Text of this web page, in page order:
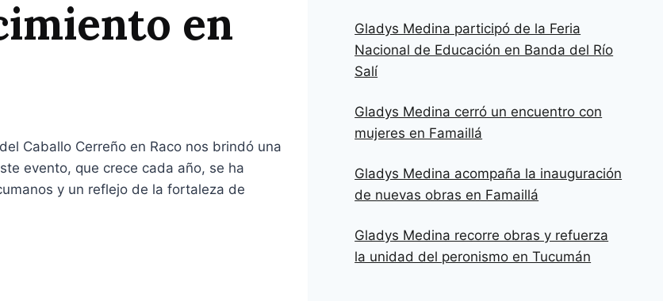
en
Caballo Cerreño en Raco nos brindó una
evento, que crece cada año, se ha
y un reflejo de la fortaleza de
Gladys Medina participó de la Feria
Nacional de Educación en Banda del Río
Salí
Gladys Medina cerró un encuentro con
mujeres en Famaillá
Gladys Medina acompaña la inauguración
de nuevas obras en Famaillá
Gladys Medina recorre obras y refuerza
la unidad del peronismo en Tucumán